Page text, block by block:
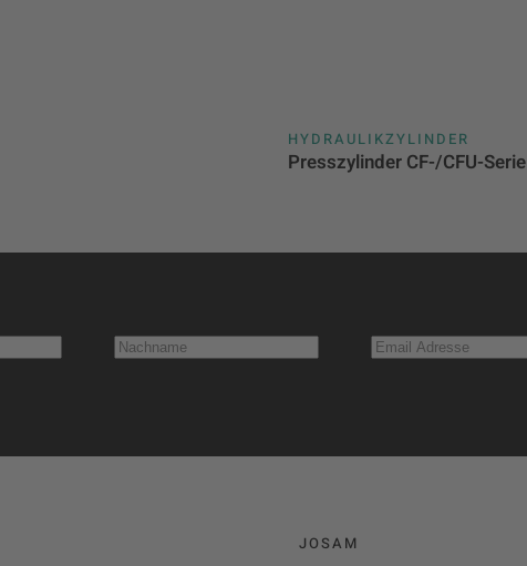
HYDRAULIKZYLINDER
Presszylinder CF-/CFU-Serie
JOSAM